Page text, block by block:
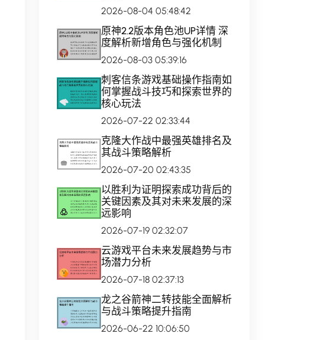
2026-08-04 05:48:42
原神2.2版本角色池UP详情 深
度解析新增角色与强化机制
2026-08-03 05:39:16
刺客信条游戏基础操作指南如
何掌握战斗技巧和探索世界的
核心玩法
2026-07-22 02:33:44
克隆大作战中最强英雄排名及
其战斗策略解析
2026-07-20 02:43:35
以胜利为证明探索成功背后的
关键因素及其对未来发展的深
远影响
2026-07-19 02:32:07
云游戏平台未来发展趋势与市
场潜力分析
2026-07-18 02:37:13
龙之谷箭神二转技能全面解析
与战斗策略提升指南
2026-06-22 10:06:50